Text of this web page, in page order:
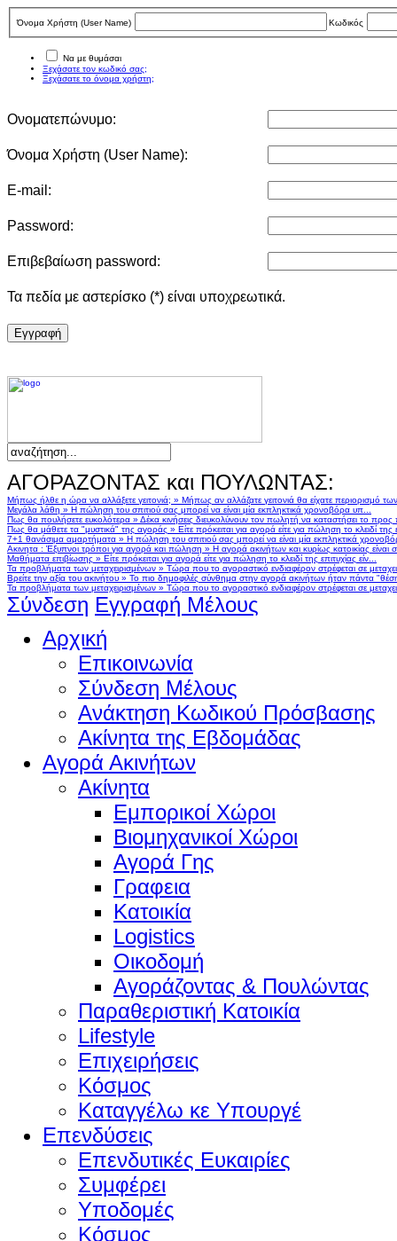
Όνομα Χρήστη (User Νame) Κωδικός
Να με θυμάσαι
Ξεχάσατε τον κωδικό σας;
Ξεχάσατε το όνομα χρήστη;
Ονοματεπώνυμο:
Όνομα Χρήστη (User Νame):
E-mail:
Password:
Επιβεβαίωση password:
Τα πεδία με αστερίσκο (*) είναι υποχρεωτικά.
Eγγραφή
ΑΓΟΡΑΖΟΝΤΑΣ και ΠΟΥΛΩΝΤΑΣ:
Μήπως ήλθε η ώρα να αλλάξετε γειτονιά; » Μήπως αν αλλάζατε γειτονιά θα είχατε περιορισμό
Μεγάλα λάθη » Η πώληση του σπιτιού σας μπορεί να είναι μία εκπληκτικά χρονοβόρα υπ...
Πως θα πουλήσετε ευκολότερα » Δέκα κινήσεις διευκολύνουν τον πωλητή να καταστήσει το
Πως θα μάθετε τα "μυστικά" της αγοράς » Είτε πρόκειται για αγορά είτε για πώληση το κλειδί της
7+1 θανάσιμα αμαρτήματα » Η πώληση του σπιτιού σας μπορεί να είναι μία εκπληκτικά
Ακινητα : Έξυπνοι τρόποι για αγορά και πώληση » Η αγορά ακινήτων και κυρίως κατοικίας
Μαθήματα επιβίωσης » Είτε πρόκειται για αγορά είτε για πώληση το κλειδί της επιτυχίας είν...
Τα προβλήματα των μεταχειρισμένων » Τώρα που το αγοραστικό ενδιαφέρον στρέφεται σε
Βρείτε την αξία του ακινήτου » Το πιο δημοφιλές σύνθημα στην αγορά ακινήτων ήταν πάντα
Τα προβλήματα των μεταχειρισμένων » Τώρα που το αγοραστικό ενδιαφέρον στρέφεται σε
Σύνδεση Εγγραφή Μέλους
Αρχική
Επικοινωνία
Σύνδεση Μέλους
Ανάκτηση Κωδικού Πρόσβασης
Ακίνητα της Εβδομάδας
Αγορά Ακινήτων
Ακίνητα
Εμπορικοί Χώροι
Βιομηχανικοί Χώροι
Αγορά Γης
Γραφεια
Κατοικία
Logistics
Οικοδομή
Αγοράζοντας & Πουλώντας
Παραθεριστική Κατοικία
Lifestyle
Επιχειρήσεις
Κόσμος
Καταγγέλω κε Υπουργέ
Επενδύσεις
Επενδυτικές Ευκαιρίες
Συμφέρει
Υποδομές
Κόσμος